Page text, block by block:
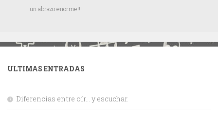
un abrazo enorme!!!
ULTIMAS ENTRADAS
Diferencias entre oír… y escuchar.